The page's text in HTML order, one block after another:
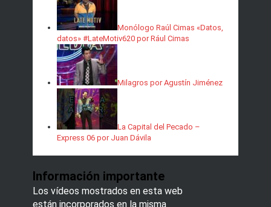
Monólogo Raúl Cimas «Datos,
datos» #LateMotiv620 por Rául Cimas
Milagros por Agustín Jiménez
La Capital del Pecado –
Express 06 por Juan Dávila
Información importante
Los vídeos mostrados en esta web
están incorporados en la misma